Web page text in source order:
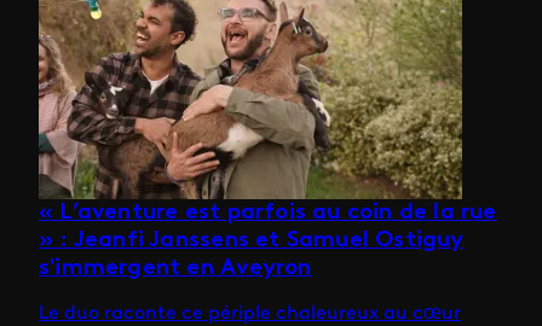
« L’aventure est parfois au coin de la rue
» : Jeanfi Janssens et Samuel Ostiguy
s'immergent en Aveyron
Le duo raconte ce périple chaleureux au cœur